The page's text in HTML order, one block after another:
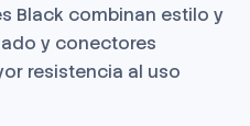
Black combinan estilo y
y conectores
resistencia al uso